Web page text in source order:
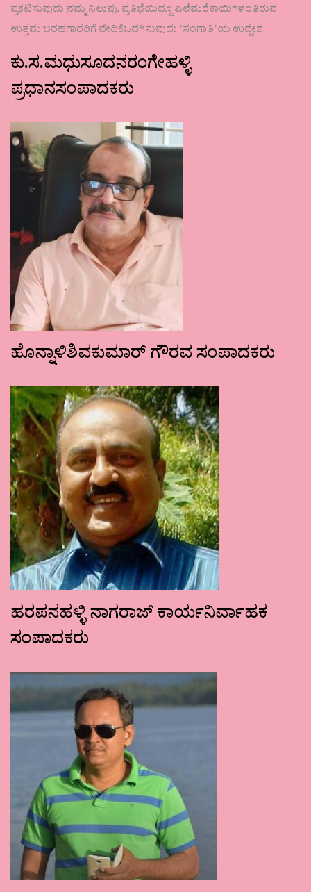
ಪ್ರಕಟಿಸುವುದು ನಮ್ಮ ನಿಲುವು. ಪ್ರತಿಭೆಯಿದ್ದೂ ಎಲೆಮರೆಕಾಯಿಗಳಂತಿರುವ
ಉತ್ತಮ ಬರಹಗಾರರಿಗೆ ವೇದಿಕೆಒದಗಿಸುವುದು ʼಸಂಗಾತಿʼಯ ಉದ್ದೇಶ.
ಕು.ಸ.ಮಧುಸೂದನರಂಗೇಹಳ್ಳಿ
ಪ್ರಧಾನಸಂಪಾದಕರು
ಹೊನ್ನಾಳಿಶಿವಕುಮಾರ್ ಗೌರವ ಸಂಪಾದಕರು
ಹರಪನಹಳ್ಳಿ ನಾಗರಾಜ್ ಕಾರ್ಯನಿರ್ವಾಹಕ
ಸಂಪಾದಕರು